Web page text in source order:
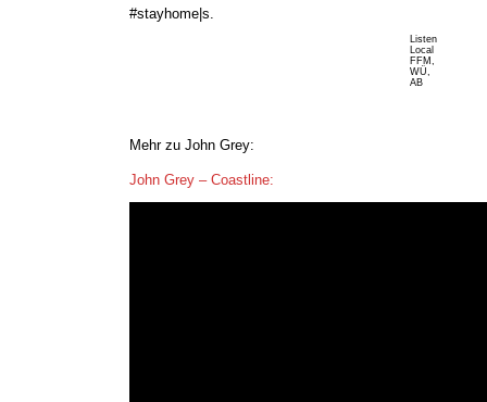
#stayhome|s.
Listen
Local
FFM,
WÜ,
AB
Mehr zu John Grey:
John Grey – Coastline: